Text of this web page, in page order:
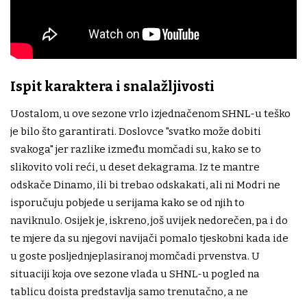
Ispit karaktera i snalažljivosti
Uostalom, u ove sezone vrlo izjednačenom SHNL-u teško
je bilo što garantirati. Doslovce "svatko može dobiti
svakoga" jer razlike između momčadi su, kako se to
slikovito voli reći, u deset dekagrama. Iz te mantre
odskače Dinamo, ili bi trebao odskakati, ali ni Modri ne
isporučuju pobjede u serijama kako se od njih to
naviknulo. Osijek je, iskreno, još uvijek nedorečen, pa i do
te mjere da su njegovi navijači pomalo tjeskobni kada ide
u goste posljednjeplasiranoj momčadi prvenstva. U
situaciji koja ove sezone vlada u SHNL-u pogled na
tablicu doista predstavlja samo trenutačno, a ne